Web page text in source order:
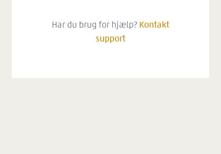
Har du brug for hjælp? Kontakt
support